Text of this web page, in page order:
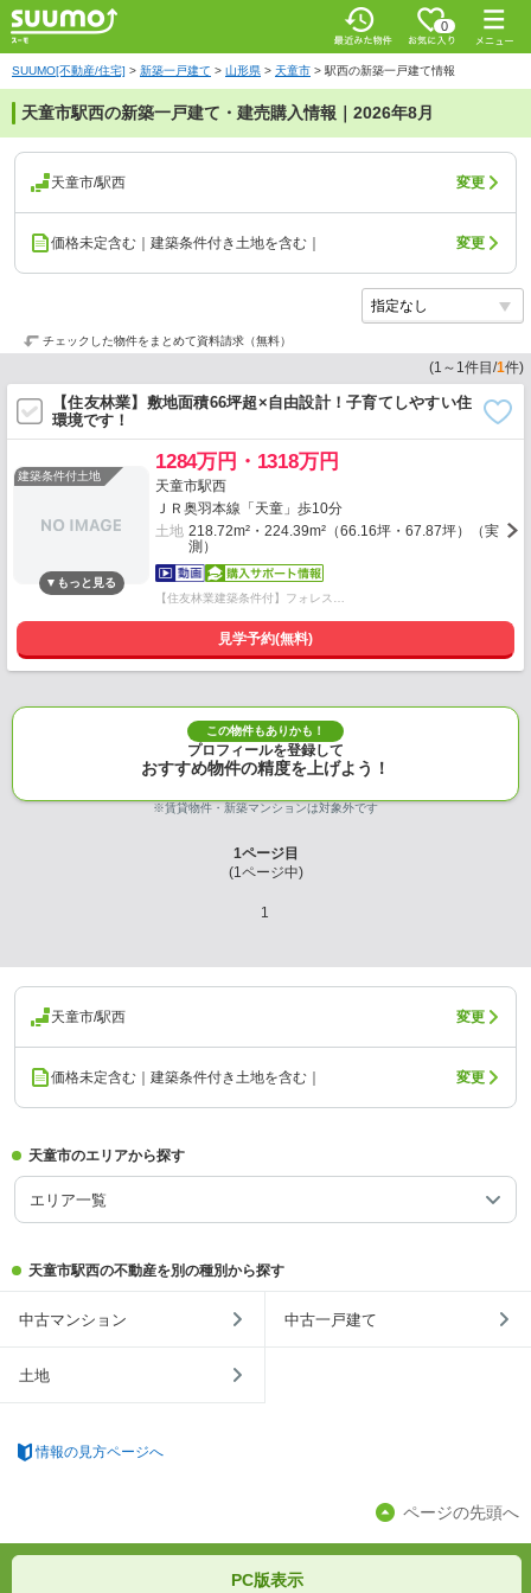
0
SUUMO[不動産/住宅] > 新築一戸建て > 山形県 > 天童市 > 駅西の新築一戸建て情報
天童市駅西の新築一戸建て・建売購入情報｜2026年8月
天童市/駅西 変更
価格未定含む｜建築条件付き土地を含む｜ 変更
チェックした物件をまとめて資料請求（無料）
(1 ～ 1件目/1件)
【住友林業】敷地面積66坪超×自由設計！子育てしやすい住
環境です！
建築条件付土地
1284万円・1318万円
天童市駅西
ＪＲ奥羽本線「天童」歩10分
土地 218.72m²・224.39m²（66.16坪・67.87坪）（実
測）
【住友林業建築条件付】フォレス…
見学予約(無料)
この物件もありかも！
プロフィールを登録して
おすすめ物件の精度を上げよう！
※賃貸物件・新築マンションは対象外です
1ページ目
(1ページ中)
1
天童市/駅西 変更
価格未定含む｜建築条件付き土地を含む｜ 変更
天童市のエリアから探す
エリア一覧
天童市駅西の不動産を別の種別から探す
中古マンション 中古一戸建て
土地
情報の見方ページへ
ページの先頭へ
PC版表示